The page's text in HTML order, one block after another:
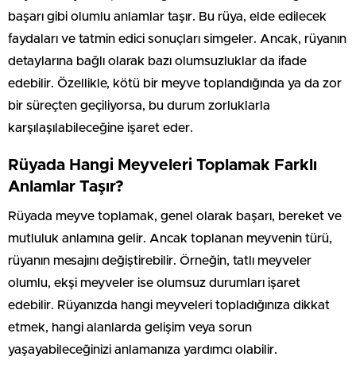
başarı gibi olumlu anlamlar taşır. Bu rüya, elde edilecek
faydaları ve tatmin edici sonuçları simgeler. Ancak, rüyanın
detaylarına bağlı olarak bazı olumsuzluklar da ifade
edebilir. Özellikle, kötü bir meyve toplandığında ya da zor
bir süreçten geçiliyorsa, bu durum zorluklarla
karşılaşılabileceğine işaret eder.
Rüyada Hangi Meyveleri Toplamak Farklı
Anlamlar Taşır?
Rüyada meyve toplamak, genel olarak başarı, bereket ve
mutluluk anlamına gelir. Ancak toplanan meyvenin türü,
rüyanın mesajını değiştirebilir. Örneğin, tatlı meyveler
olumlu, ekşi meyveler ise olumsuz durumları işaret
edebilir. Rüyanızda hangi meyveleri topladığınıza dikkat
etmek, hangi alanlarda gelişim veya sorun
yaşayabileceğinizi anlamanıza yardımcı olabilir.